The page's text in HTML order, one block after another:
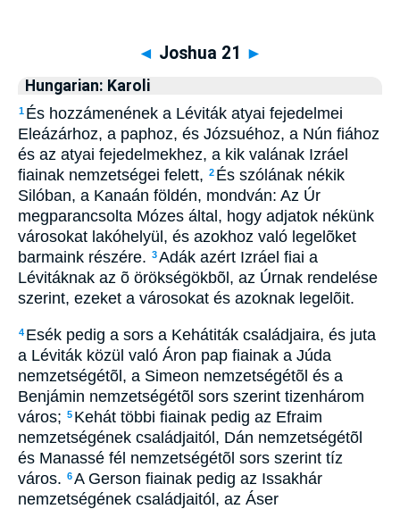
◄ Joshua 21 ►
Hungarian: Karoli
1 És hozzámenének a Léviták atyai fejedelmei
Eleázárhoz, a paphoz, és Józsuéhoz, a Nún fiához
és az atyai fejedelmekhez, a kik valának Izráel
fiainak nemzetségei felett, 2 És szólának nékik
Silóban, a Kanaán földén, mondván: Az Úr
megparancsolta Mózes által, hogy adjatok nékünk
városokat lakóhelyül, és azokhoz való legelõket
barmaink részére. 3Adák azért Izráel fiai a
Lévitáknak az õ örökségökbõl, az Úrnak rendelése
szerint, ezeket a városokat és azoknak legelõit.
4 Esék pedig a sors a Kehátiták családjaira, és juta
a Léviták közül való Áron pap fiainak a Júda
nemzetségétõl, a Simeon nemzetségétõl és a
Benjámin nemzetségétõl sors szerint tizenhárom
város; 5 Kehát többi fiainak pedig az Efraim
nemzetségének családjaitól, Dán nemzetségétõl
és Manassé fél nemzetségétõl sors szerint tíz
város. 6A Gerson fiainak pedig az Issakhár
nemzetségének családjaitól, az Áser